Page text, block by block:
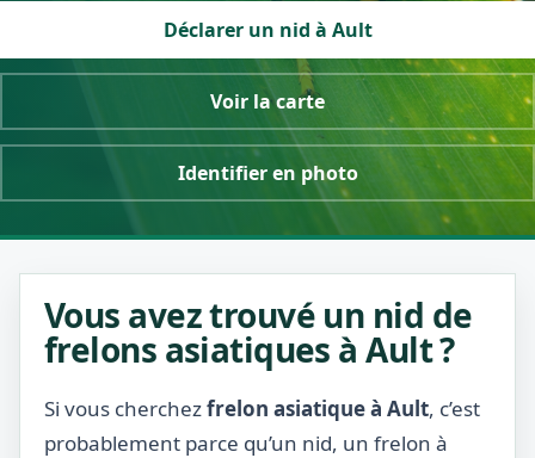
Déclarer un nid à Ault
Voir la carte
Identifier en photo
Vous avez trouvé un nid de
frelons asiatiques à Ault ?
Si vous cherchezfrelon asiatique à Ault, c’est
probablement parce qu’un nid, un frelon à